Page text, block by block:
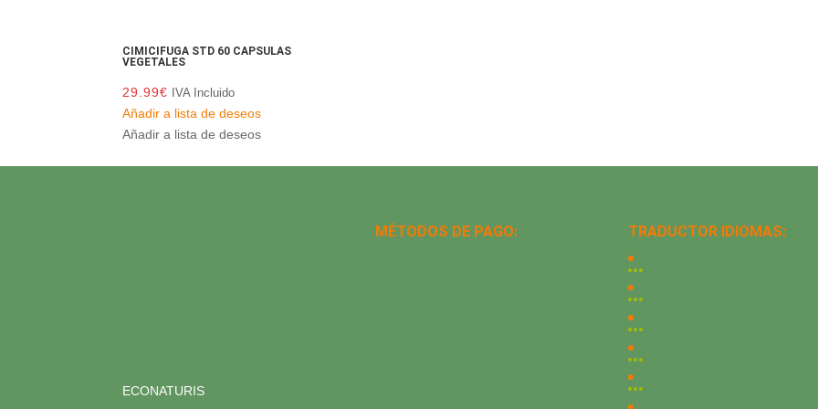
CIMICIFUGA STD 60 CAPSULAS
VEGETALES
29.99€ IVA Incluido
Añadir a lista de deseos
Añadir a lista de deseos
ECONATURIS
MÉTODOS DE PAGO: TRADUCTOR IDIOMAS: